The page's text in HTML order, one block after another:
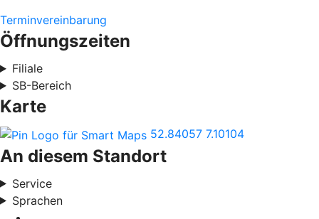
Terminvereinbarung
Öffnungszeiten
Filiale
SB-Bereich
Karte
52.84057 7.10104
An diesem Standort
Service
Sprachen